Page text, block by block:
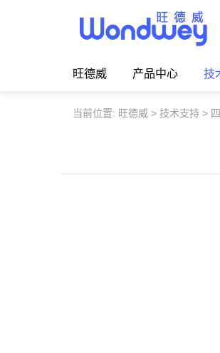
旺德威 产品中心 技
当前位置: 旺德威 > 技术支持 >